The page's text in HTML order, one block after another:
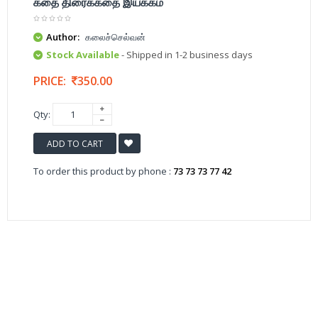
Author: கலைச்செல்வன்
Stock Available- Shipped in 1-2 business days
PRICE: 350.00
Qty:
ADD TO CART
To order this product by phone : 73 73 73 77 42